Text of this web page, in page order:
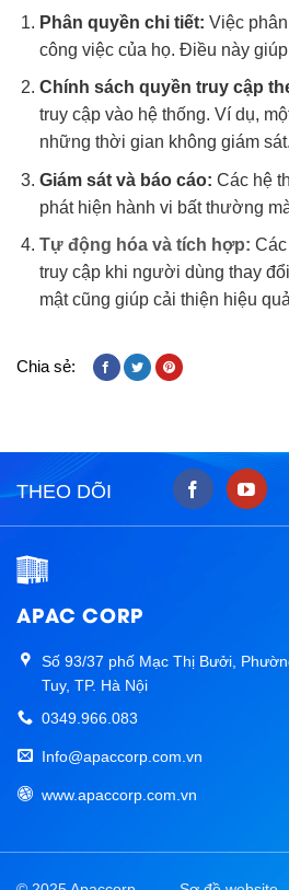
Phân quyền chi tiết: Việc
công việc của họ. Điều này
Chính sách quyền truy cập
truy cập vào hệ thống. Ví dụ,
những thời gian không giám sát.
Giám sát và báo cáo: Các hệ
phát hiện hành vi bất thường
Tự động hóa và tích hợp:
truy cập khi người dùng thay
mật cũng giúp cải thiện hiệu
Chia sẻ:
THEO DÕI
APAC CORP
Số 93/37 phố Mạc Thị Bưởi,
Tuy, TP. Hà Nội
0349.966.083
Info@apaccorp.com.vn
www.apaccorp.com.vn